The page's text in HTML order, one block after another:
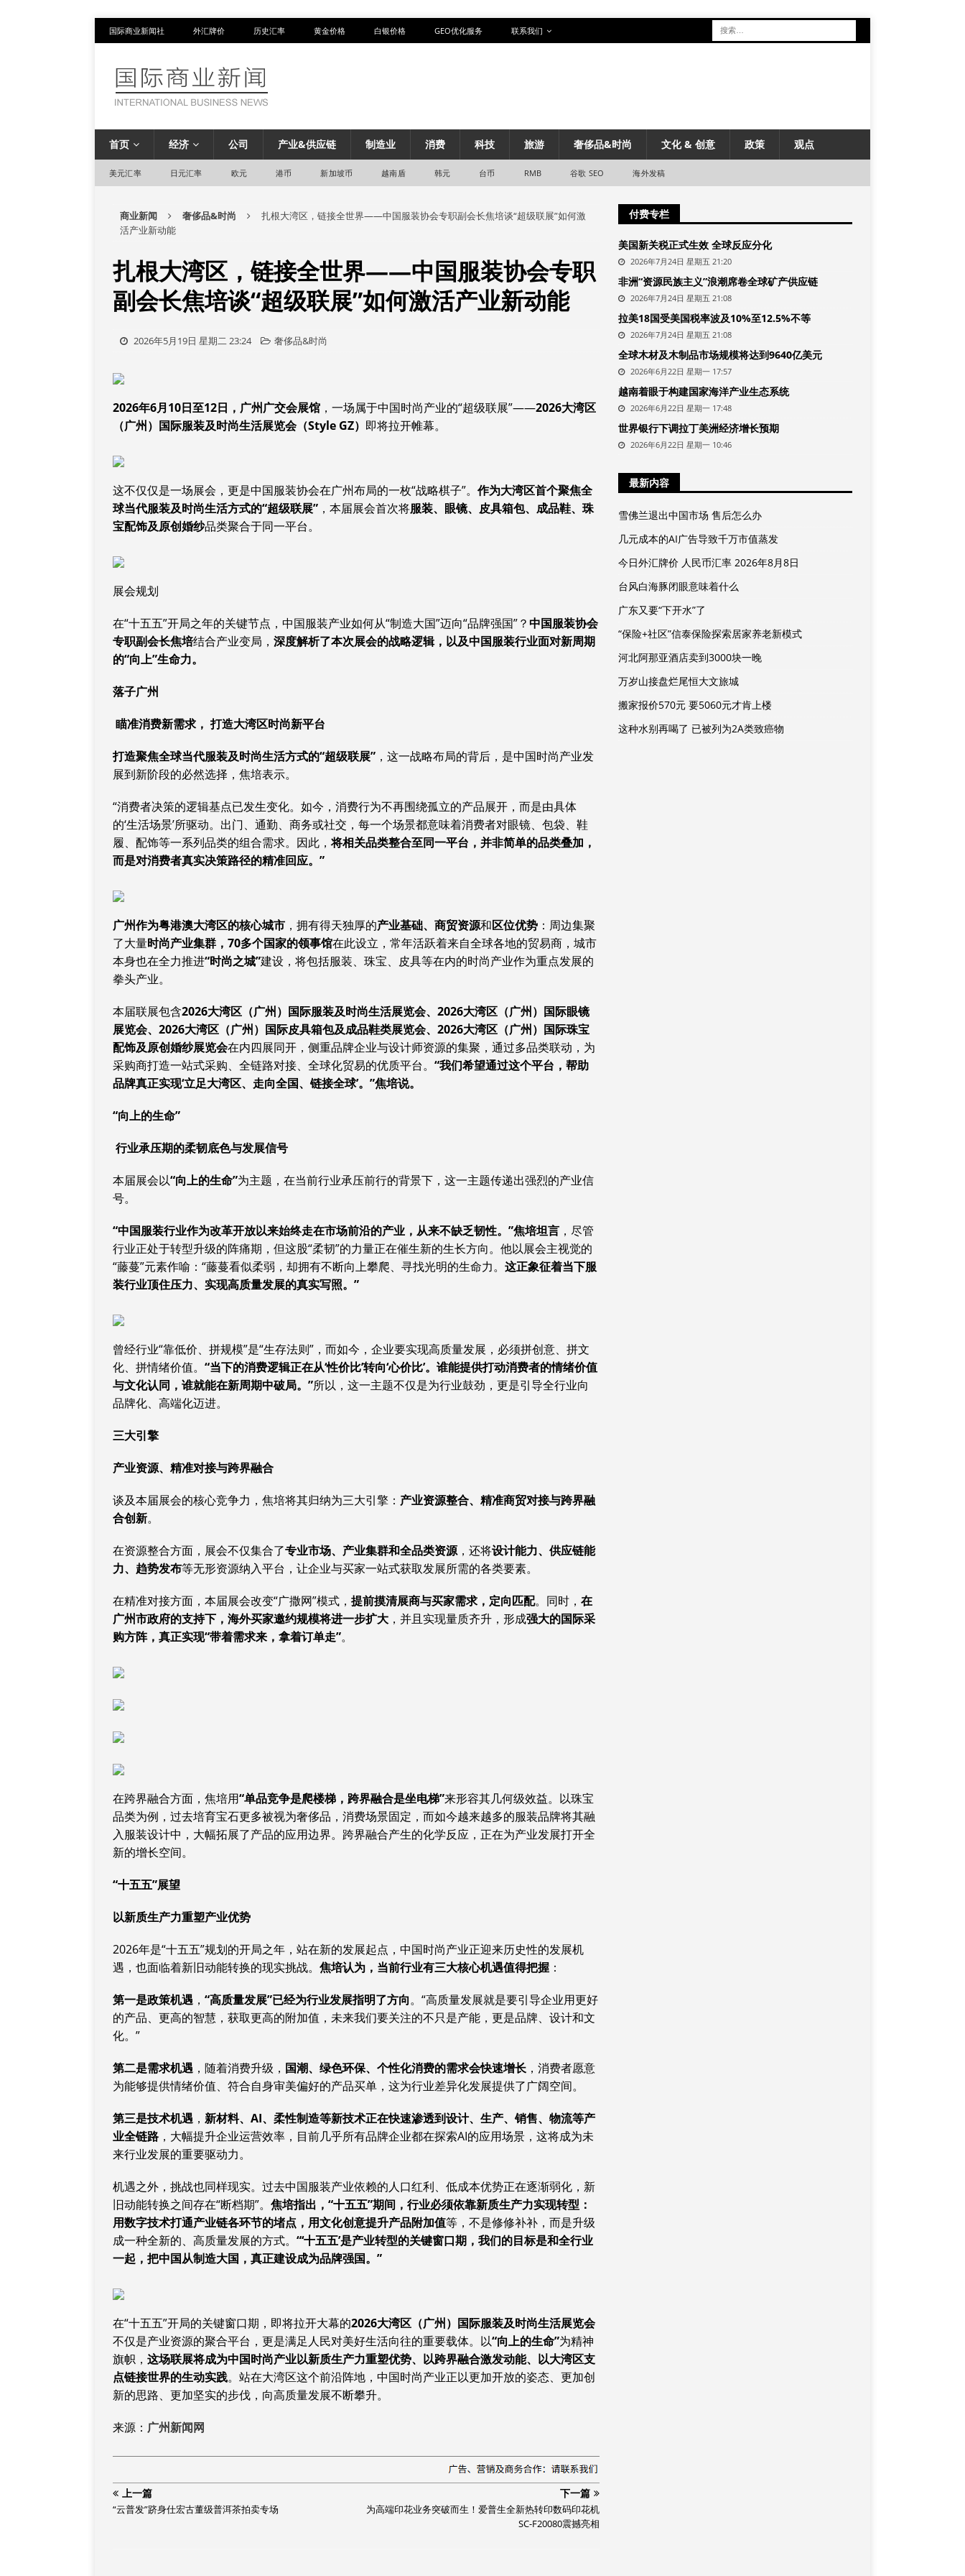
国际商业新闻社 外汇牌价 历史汇率 黄金价格 白银价格 GEO优化服务 联系我们
首页 经济 公司 产业&供应链 制造业 消费 科技 旅游 奢侈品&时尚 文化 & 创意 政策 观点
美元汇率 日元汇率 欧元 港币 新加坡币 越南盾 韩元 台币 RMB 谷歌 SEO 海外发稿
商业新闻 奢侈品&时尚
扎根大湾区，链接全世界——中国服装协会专职副会长焦培谈“超级联展”如何激
活产业新动能
扎根大湾区，链接全世界——中国服装协会专职
副会长焦培谈“超级联展”如何激活产业新动能
2026年5月19日 星期二 23:24 奢侈品&时尚
2026年6月10日至12日，广州广交会展馆 ，一场属于中国时尚产业的“超级联展”——2026大湾区
（广州）国际服装及时尚生活展览会（Style GZ） 即将拉开帷幕。
这不仅仅是一场展会，更是中国服装协会在广州布局的一枚“战略棋子”。 作为大湾区首个聚焦全
球当代服装及时尚生活方式的“超级联展” ，本届展会首次将服装、眼镜、皮具箱包、成品鞋、珠
宝配饰及原创婚纱品类聚合于同一平台。
展会规划
在“十五五”开局之年的关键节点，中国服装产业如何从“制造大国”迈向“品牌强国”？中国服装协会
专职副会长焦培结合产业变局， 深度解析了本次展会的战略逻辑，以及中国服装行业面对新周期
的“向上”生命力。
落子广州
瞄准消费新需求， 打造大湾区时尚新平台
打造聚焦全球当代服装及时尚生活方式的“超级联展” ，这一战略布局的背后，是中国时尚产业发
展到新阶段的必然选择，焦培表示。
“消费者决策的逻辑基点已发生变化。如今，消费行为不再围绕孤立的产品展开，而是由具体
的‘生活场景’所驱动。出门、通勤、商务或社交，每一个场景都意味着消费者对眼镜、包袋、鞋
履、配饰等一系列品类的组合需求。因此，将相关品类整合至同一平台，并非简单的品类叠加，
而是对消费者真实决策路径的精准回应。”
广州作为粤港澳大湾区的核心城市 ，拥有得天独厚的产业基础、商贸资源和区位优势 ：周边集聚
了大量时尚产业集群，70多个国家的领事馆在此设立，常年活跃着来自全球各地的贸易商，城市
本身也在全力推进“时尚之城”建设，将包括服装、珠宝、皮具等在内的时尚产业作为重点发展的
拳头产业。
本届联展包含2026大湾区（广州）国际服装及时尚生活展览会、2026大湾区（广州）国际眼镜
展览会、2026大湾区（广州）国际皮具箱包及成品鞋类展览会、2026大湾区（广州）国际珠宝
配饰及原创婚纱展览会在内四展同开，侧重品牌企业与设计师资源的集聚，通过多品类联动，为
采购商打造一站式采购、全链路对接、全球化贸易的优质平台。 “我们希望通过这个平台，帮助
品牌真正实现‘立足大湾区、走向全国、链接全球’。”焦培说。
“向上的生命”
行业承压期的柔韧底色与发展信号
本届展会以“向上的生命”为主题，在当前行业承压前行的背景下，这一主题传递出强烈的产业信
号。
“中国服装行业作为改革开放以来始终走在市场前沿的产业，从来不缺乏韧性。”焦培坦言 ，尽管
行业正处于转型升级的阵痛期，但这股“柔韧”的力量正在催生新的生长方向。他以展会主视觉的
“藤蔓”元素作喻：“藤蔓看似柔弱，却拥有不断向上攀爬、寻找光明的生命力。 这正象征着当下服
装行业顶住压力、实现高质量发展的真实写照。”
曾经行业“靠低价、拼规模”是“生存法则”，而如今，企业要实现高质量发展，必须拼创意、拼文
化、拼情绪价值。 “当下的消费逻辑正在从‘性价比’转向‘心价比’。谁能提供打动消费者的情绪价值
与文化认同，谁就能在新周期中破局。”所以，这一主题不仅是为行业鼓劲，更是引导全行业向
品牌化、高端化迈进。
三大引擎
产业资源、精准对接与跨界融合
谈及本届展会的核心竞争力，焦培将其归纳为三大引擎： 产业资源整合、精准商贸对接与跨界融
合创新。
在资源整合方面，展会不仅集合了专业市场、产业集群和全品类资源，还将设计能力、供应链能
力、趋势发布等无形资源纳入平台，让企业与买家一站式获取发展所需的各类要素。
在精准对接方面，本届展会改变“广撒网”模式， 提前摸清展商与买家需求，定向匹配。同时， 在
广州市政府的支持下，海外买家邀约规模将进一步扩大 ，并且实现量质齐升，形成强大的国际采
购方阵，真正实现“带着需求来，拿着订单走”。
在跨界融合方面，焦培用“单品竞争是爬楼梯，跨界融合是坐电梯”来形容其几何级效益。以珠宝
品类为例，过去培育宝石更多被视为奢侈品，消费场景固定，而如今越来越多的服装品牌将其融
入服装设计中，大幅拓展了产品的应用边界。跨界融合产生的化学反应，正在为产业发展打开全
新的增长空间。
“十五五”展望
以新质生产力重塑产业优势
2026年是“十五五”规划的开局之年，站在新的发展起点，中国时尚产业正迎来历史性的发展机
遇，也面临着新旧动能转换的现实挑战。 焦培认为，当前行业有三大核心机遇值得把握 ：
第一是政策机遇 ， “高质量发展”已经为行业发展指明了方向。“高质量发展就是要引导企业用更好
的产品、更高的智慧，获取更高的附加值，未来我们要关注的不只是产能，更是品牌、设计和文
化。”
第二是需求机遇 ，随着消费升级， 国潮、绿色环保、个性化消费的需求会快速增长 ，消费者愿意
为能够提供情绪价值、符合自身审美偏好的产品买单，这为行业差异化发展提供了广阔空间。
第三是技术机遇 ， 新材料、AI、柔性制造等新技术正在快速渗透到设计、生产、销售、物流等产
业全链路 ，大幅提升企业运营效率，目前几乎所有品牌企业都在探索AI的应用场景，这将成为未
来行业发展的重要驱动力。
机遇之外，挑战也同样现实。过去中国服装产业依赖的人口红利、低成本优势正在逐渐弱化，新
旧动能转换之间存在“断档期”。 焦培指出，“十五五”期间，行业必须依靠新质生产力实现转型：
用数字技术打通产业链各环节的堵点，用文化创意提升产品附加值等，不是修修补补，而是升级
成一种全新的、高质量发展的方式。 “‘十五五’是产业转型的关键窗口期，我们的目标是和全行业
一起，把中国从制造大国，真正建设成为品牌强国。”
在“十五五”开局的关键窗口期，即将拉开大幕的2026大湾区（广州）国际服装及时尚生活展览会
不仅是产业资源的聚合平台，更是满足人民对美好生活向往的重要载体。以“向上的生命”为精神
旗帜， 这场联展将成为中国时尚产业以新质生产力重塑优势、以跨界融合激发动能、以大湾区支
点链接世界的生动实践。站在大湾区这个前沿阵地，中国时尚产业正以更加开放的姿态、更加创
新的思路、更加坚实的步伐，向高质量发展不断攀升。
来源： 广州新闻网
上一篇
“云普发”跻身仕宏古董级普洱茶拍卖专场
下一篇
为高端印花业务突破而生！爱普生全新热转印数码印花机
SC-F20080震撼亮相
付费专栏
美国新关税正式生效 全球反应分化
2026年7月24日 星期五 21:20
非洲“资源民族主义”浪潮席卷全球矿产供应链
2026年7月24日 星期五 21:08
拉美18国受美国税率波及10%至12.5%不等
2026年7月24日 星期五 21:08
全球木材及木制品市场规模将达到9640亿美元
2026年6月22日 星期一 17:57
越南着眼于构建国家海洋产业生态系统
2026年6月22日 星期一 17:48
世界银行下调拉丁美洲经济增长预期
2026年6月22日 星期一 10:46
最新内容
雪佛兰退出中国市场 售后怎么办
几元成本的AI广告导致千万市值蒸发
今日外汇牌价 人民币汇率 2026年8月8日
台风白海豚闭眼意味着什么
广东又要“下开水”了
“保险+社区”信泰保险探索居家养老新模式
河北阿那亚酒店卖到3000块一晚
万岁山接盘烂尾恒大文旅城
搬家报价570元 要5060元才肯上楼
这种水别再喝了 已被列为2A类致癌物